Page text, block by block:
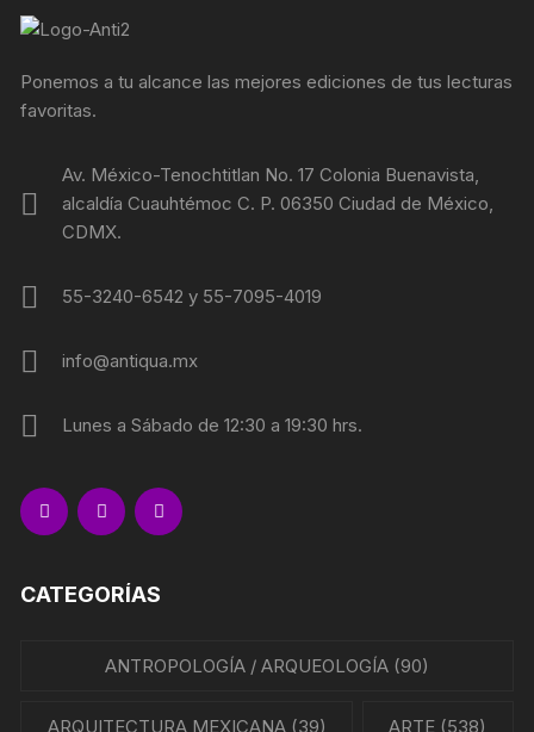
Ponemos a tu alcance las mejores ediciones de tus lecturas
favoritas.
Av. México-Tenochtitlan No. 17 Colonia Buenavista,
alcaldía Cuauhtémoc C. P. 06350 Ciudad de México,
CDMX.
55-3240-6542 y 55-7095-4019
info@antiqua.mx
Lunes a Sábado de 12:30 a 19:30 hrs.
CATEGORÍAS
ANTROPOLOGÍA / ARQUEOLOGÍA(90)
ARQUITECTURA MEXICANA(39) ARTE (538)